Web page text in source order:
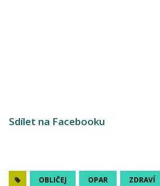
Sdílet na Facebooku
OBLIČEJ OPAR ZDRAVÍ